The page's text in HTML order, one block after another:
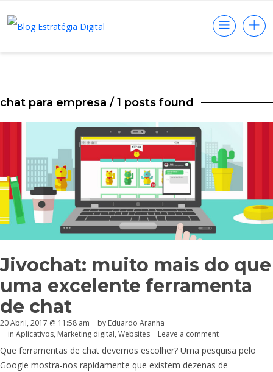
chat para empresa / 1 posts found
Jivochat: muito mais do que
uma excelente ferramenta
de chat
20 Abril, 2017 @ 11:58 am by Eduardo Aranha
in Aplicativos, Marketing digital, Websites Leave a comment
Que ferramentas de chat devemos escolher? Uma pesquisa pelo
Google mostra-nos rapidamente que existem dezenas de